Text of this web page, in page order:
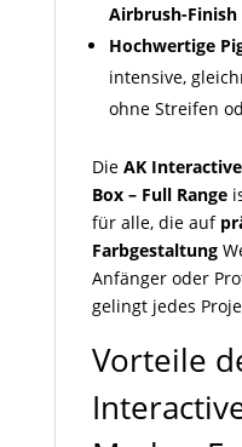
Airbrush-Finish
Hochwertige
intensive,
ohne Streifen
Die AK
Box – Full Range
für alle, die auf
Farbgestaltung
Anfänger oder
gelingt jedes
Vorteile